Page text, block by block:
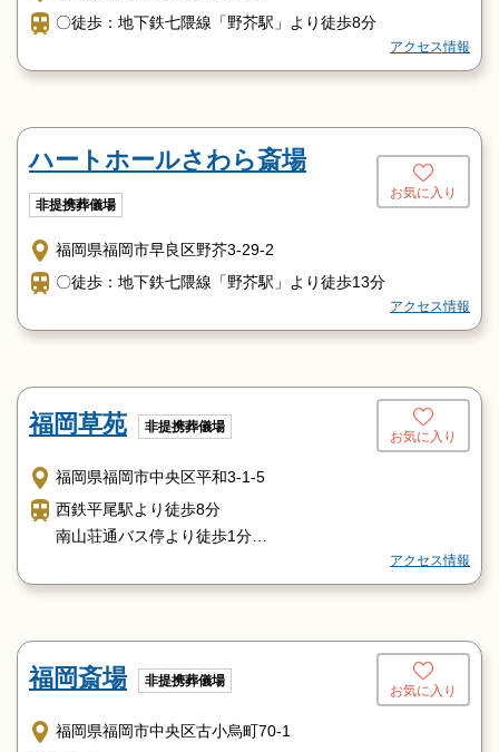
〇徒歩：地下鉄七隈線「野芥駅」より徒歩8分
アクセス情報
ハートホールさわら斎場
非提携葬儀場
お気に入り
福岡県福岡市早良区野芥3-29-2
〇徒歩：地下鉄七隈線「野芥駅」より徒歩13分
アクセス情報
福岡草苑 非提携葬儀場
お気に入り
福岡県福岡市中央区平和3-1-5
西鉄平尾駅より徒歩8分
南山荘通バス停より徒歩1分
アクセス情報
福岡斎場 非提携葬儀場
お気に入り
福岡県福岡市中央区古小烏町70-1